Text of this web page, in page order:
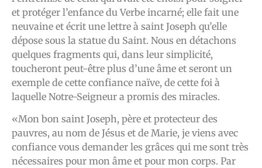
et protéger l’enfance du Verbe incarné; elle fait une
neuvaine et écrit une lettre à saint Joseph qu’elle
dépose sous la statue du Saint. Nous en détachons
quelques fragments qui, dans leur simplicité,
toucheront peut-être plus d’une âme et seront un
exemple de cette confiance naïve, de cette foi à
laquelle Notre-Seigneur a promis des miracles.
«Mon bon saint Joseph, père et protecteur des
pauvres, au nom de Jésus et de Marie, je viens avec
confiance vous demander les grâces qui me sont très
nécessaires pour mon âme et pour mon corps. Par